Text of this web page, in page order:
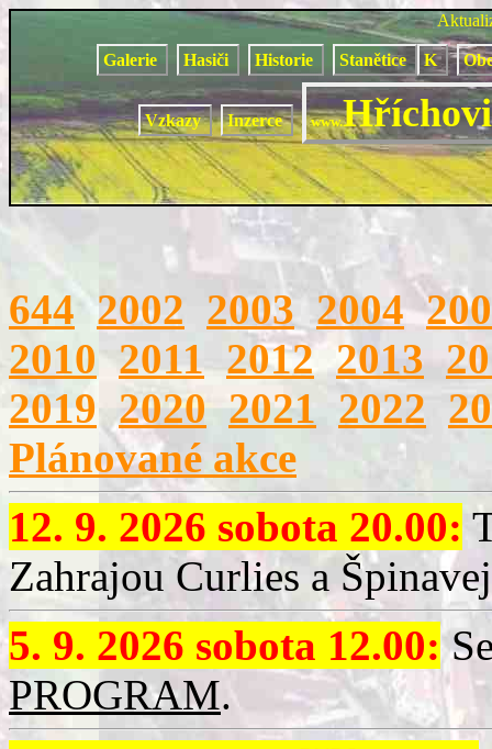
Galerie Hasiči Historie Stanětice K
Vzkazy Inzerce www.
644 2002 2003 2004
2010 2011 2012 2013
2019 2020 2021 2022
Plánované akce
12. 9. 2026 sobota 20.00:
Zahrajou Curlies a
5. 9. 2026 sobota 12.00:
PROGRAM.